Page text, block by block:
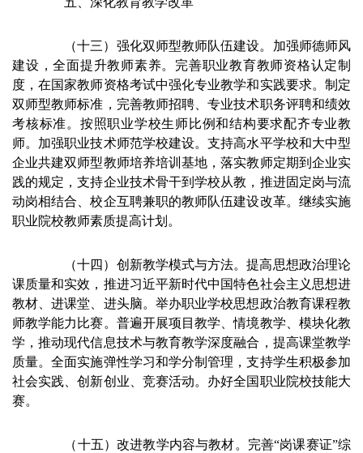
（十三）强化双师型教师队伍建设。加强师德师风
建设，全面提升教师素养。完善职业教育教师资格认定制
度，在国家教师资格考试中强化专业教学和实践要求。制定
双师型教师标准，完善教师招聘、专业技术职务评聘和绩效
考核标准。按照职业学校生师比例和结构要求配齐专业教
师。加强职业技术师范学校建设。支持高水平学校和大中型
企业共建双师型教师培养培训基地，落实教师定期到企业实
践的规定，支持企业技术骨干到学校从教，推进固定岗与流
动岗相结合、校企互聘兼职的教师队伍建设改革。继续实施
职业院校教师素质提高计划。
（十四）创新教学模式与方法。提高思想政治理论
课质量和实效，推进习近平新时代中国特色社会主义思想进
教材、进课堂、进头脑。举办职业学校思想政治教育课程教
师教学能力比赛。普遍开展项目教学、情境教学、模块化教
学，推动现代信息技术与教育教学深度融合，提高课堂教学
质量。全面实施弹性学习和学分制管理，支持学生积极参加
社会实践、创新创业、竞赛活动。办好全国职业院校技能大
赛。
（十五）改进教学内容与教材。完善“岗课赛证”综